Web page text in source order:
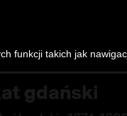
gdański
funkcji takich jak